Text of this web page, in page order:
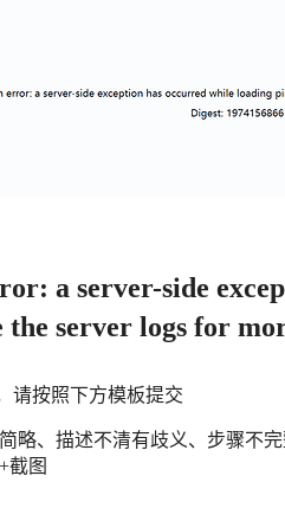
a server-side
the server logs for
请按照下方模板提交
略、描述不清有歧义、步骤不
截图